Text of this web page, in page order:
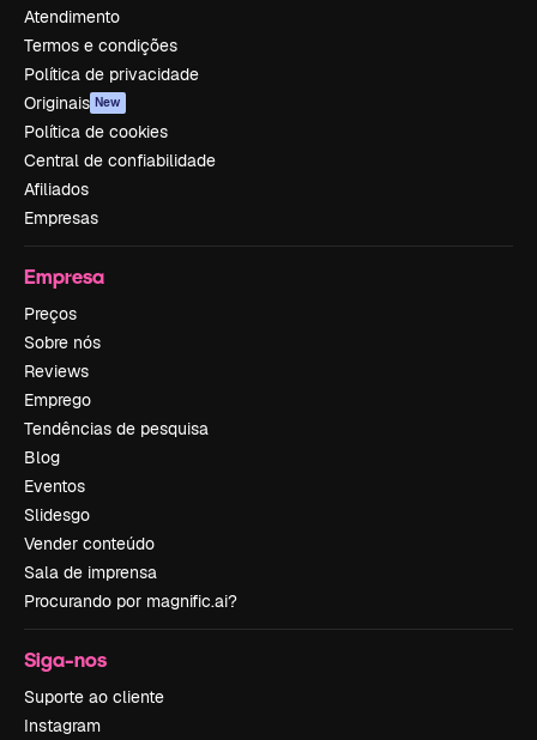
Atendimento
Termos e condições
Política de privacidade
Originais New
Política de cookies
Central de confiabilidade
Afiliados
Empresas
Empresa
Preços
Sobre nós
Reviews
Emprego
Tendências de pesquisa
Blog
Eventos
Slidesgo
Vender conteúdo
Sala de imprensa
Procurando por magnific.ai?
Siga-nos
Suporte ao cliente
Instagram